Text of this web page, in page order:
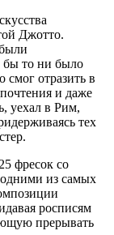
Джотто.
бы то ни было
отразить в
и даже
уехал в Рим,
тех
фресок со
из самых
росписям
прерывать